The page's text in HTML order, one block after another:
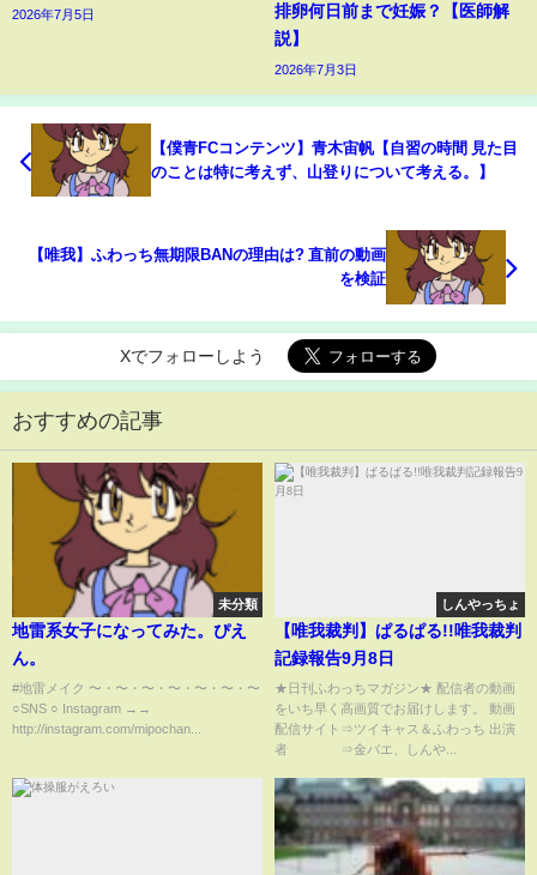
2026年7月5日
排卵何日前まで妊娠？【医師解
説】
2026年7月3日
【僕青FCコンテンツ】青木宙帆【自習の時間 見た目
のことは特に考えず、山登りについて考える。】
【唯我】ふわっち無期限BANの理由は? 直前の動画
を検証
Xでフォローしよう
おすすめの記事
未分類
地雷系女子になってみた。ぴえ
ん。
#地雷メイク 〜・〜・〜・〜・〜・〜・〜
○SNS ○ Instagram →→
http://instagram.com/mipochan...
しんやっちょ
【唯我裁判】ぱるぱる!!唯我裁判
記録報告9月8日
★日刊ふわっちマガジン★ 配信者の動画
をいち早く高画質でお届けします。 動画
配信サイト⇒ツイキャス＆ふわっち 出演
者 ⇒金バエ、しんや...